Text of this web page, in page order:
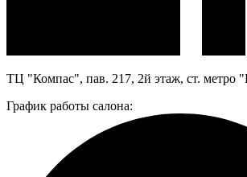
ТЦ "Компас", пав. 217, 2й этаж, ст.
График работы салона: